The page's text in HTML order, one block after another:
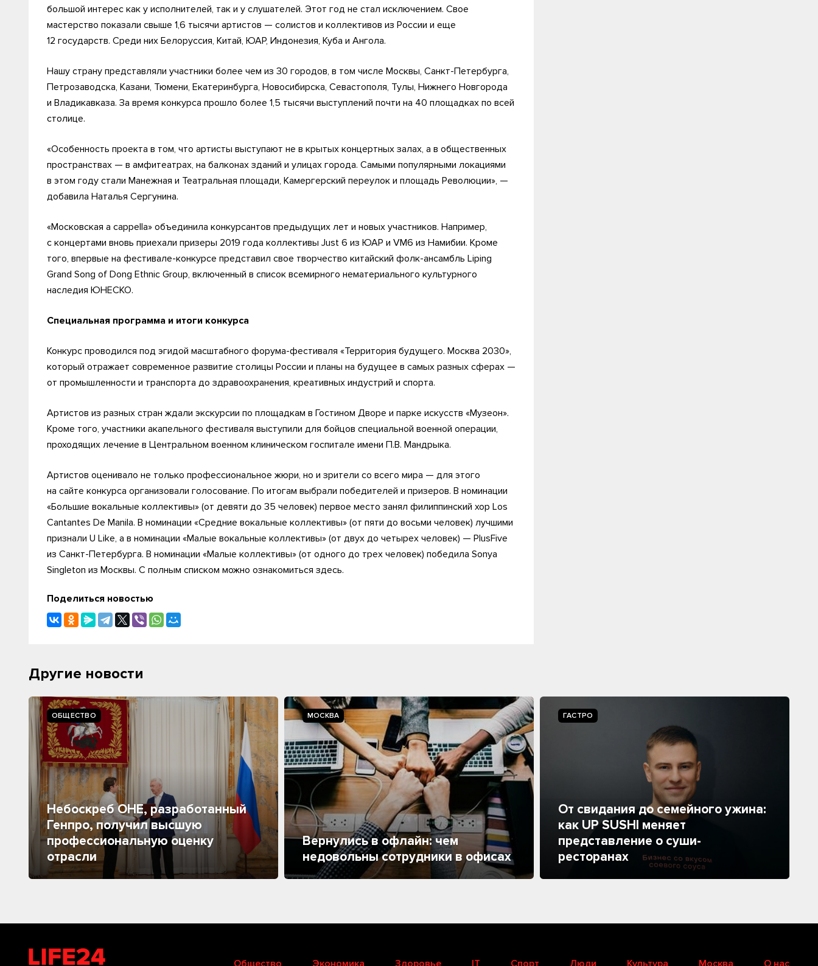
большой интерес как у исполнителей, так и у слушателей. Этот год не стал исключением. Свое
мастерство показали свыше 1,6 тысячи артистов — солистов и коллективов из России и еще
12 государств. Среди них Белоруссия, Китай, ЮАР, Индонезия, Куба и Ангола.
Нашу страну представляли участники более чем из 30 городов, в том числе Москвы, Санкт-Петербурга,
Петрозаводска, Казани, Тюмени, Екатеринбурга, Новосибирска, Севастополя, Тулы, Нижнего Новгорода
и Владикавказа. За время конкурса прошло более 1,5 тысячи выступлений почти на 40 площадках по всей
столице.
«Особенность проекта в том, что артисты выступают не в крытых концертных залах, а в общественных
пространствах — в амфитеатрах, на балконах зданий и улицах города. Самыми популярными локациями
в этом году стали Манежная и Театральная площади, Камергерский переулок и площадь Революции», —
добавила Наталья Сергунина.
«Московская a cappella» объединила конкурсантов предыдущих лет и новых участников. Например,
с концертами вновь приехали призеры 2019 года коллективы Just 6 из ЮАР и VM6 из Намибии. Кроме
того, впервые на фестивале-конкурсе представил свое творчество китайский фолк-ансамбль Liping
Grand Song of Dong Ethnic Group, включенный в список всемирного нематериального культурного
наследия ЮНЕСКО.
Специальная программа и итоги конкурса
Конкурс проводился под эгидой масштабного форума-фестиваля «Территория будущего. Москва 2030»,
который отражает современное развитие столицы России и планы на будущее в самых разных сферах —
от промышленности и транспорта до здравоохранения, креативных индустрий и спорта.
Артистов из разных стран ждали экскурсии по площадкам в Гостином Дворе и парке искусств «Музеон».
Кроме того, участники акапельного фестиваля выступили для бойцов специальной военной операции,
проходящих лечение в Центральном военном клиническом госпитале имени П.В. Мандрыка.
Артистов оценивало не только профессиональное жюри, но и зрители со всего мира — для этого
на сайте конкурса организовали голосование. По итогам выбрали победителей и призеров. В номинации
«Большие вокальные коллективы» (от девяти до 35 человек) первое место занял филиппинский хор Los
Cantantes De Manila. В номинации «Средние вокальные коллективы» (от пяти до восьми человек) лучшими
признали U Like, а в номинации «Малые вокальные коллективы» (от двух до четырех человек) — PlusFive
из Санкт-Петербурга. В номинации «Малые коллективы» (от одного до трех человек) победила Sonya
Singleton из Москвы. С полным списком можно ознакомиться здесь.
Поделиться новостью
Другие новости
ОБЩЕСТВО
Небоскреб ОНЕ, разработанный
Генпро, получил высшую
профессиональную оценку
отрасли
МОСКВА
Вернулись в офлайн: чем
недовольны сотрудники в офисах
ГАСТРО
От свидания до семейного ужина:
как UP SUSHI меняет
представление о суши-
ресторанах
Общество Экономика Здоровье IT Спорт Люди Культура Москва О нас